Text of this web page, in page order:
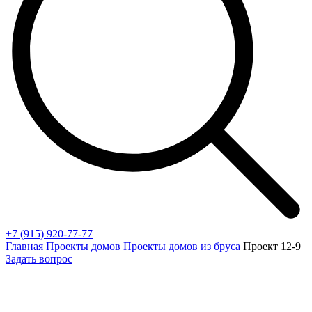
+7 (915) 920-77-77
Главная Проекты домов Проекты домов из бруса Проект 12-9
Задать вопрос